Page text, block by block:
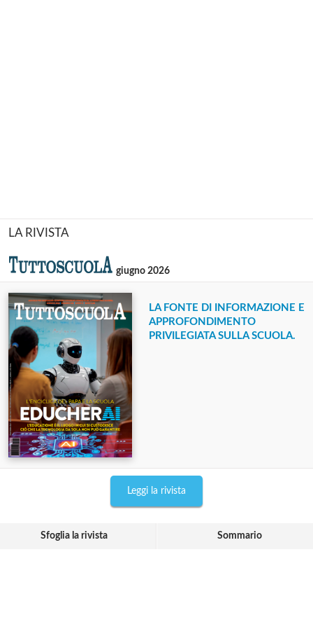
LA RIVISTA
giugno 2026
LA FONTE DI INFORMAZIONE E
APPROFONDIMENTO
PRIVILEGIATA SULLA SCUOLA.
Leggi la rivista
Sfoglia la rivista Sommario